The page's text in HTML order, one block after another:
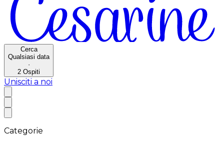
Cerca
Qualsiasi data
·
2 Ospiti
Unisciti a noi
Categorie